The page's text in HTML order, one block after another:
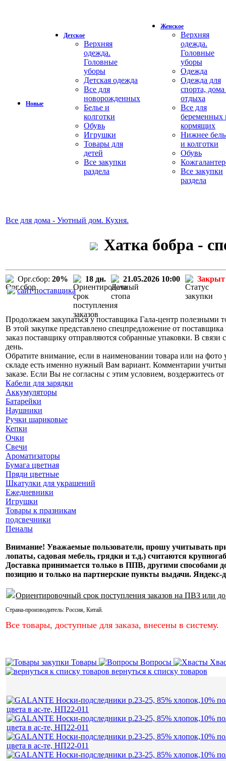
Новые
Детское
Верхняя
одежда.
Головные
уборы
Детская одежда
Все для
новорожденных
Белье и
колготки
Обувь
Игрушки
Товары для
детей
Все закупки
раздела
Женское
Верхняя
одежда.
Головные
уборы
Одежда
Одежда для
спорта,
отдыха
Все для
беременных
кормящих
Нижнее
и колготки
Обувь
Все закупки
раздела
Все для дома - Уютный дом. Кухня.
Хатка бобра -
Орг.сбор: 20% 18 дн. 21.05.2026 10:00
Закрыт
сайт поставщика
Продолжаем закупаться у поставщика Гала-центр полезными
В этой закупке представлено спецпредложение от
заказ поставщику отправляются собранные упаковки. В
день.
Обратите внимание, если в наименовании товара или на фото
складе есть именно нужный Вам вариант. Комментарии
заказе. Если Вы не согласны с этим условием, воздержитесь от
Кабели для зарядки
Аккумуляторы
Батарейки
Наушники
Ручки шариковые
Кепки
Очки
Свечи
Ароматизаторы
Бумага цветная
Пряди цветные
Шкатулки для украшений
Ежедневники
Игрушки
Товары к празникам
подсвечники
Пеналы
Внимание! Уважаемые пользователи, прошу учитывать
лопаты, садовая мебель, грядки и т.д.) считаются
Доставка принимается только в ППВ, другими
позицию и только на партнерские пункты выдачи.
Ориентировочный срок поступления заказов на ПВЗ или
Страна-производитель: Россия, Китай.
Все товары, доступные для заказа, внесены в систему.
Товары Вопросы
вернуться к списку товаров